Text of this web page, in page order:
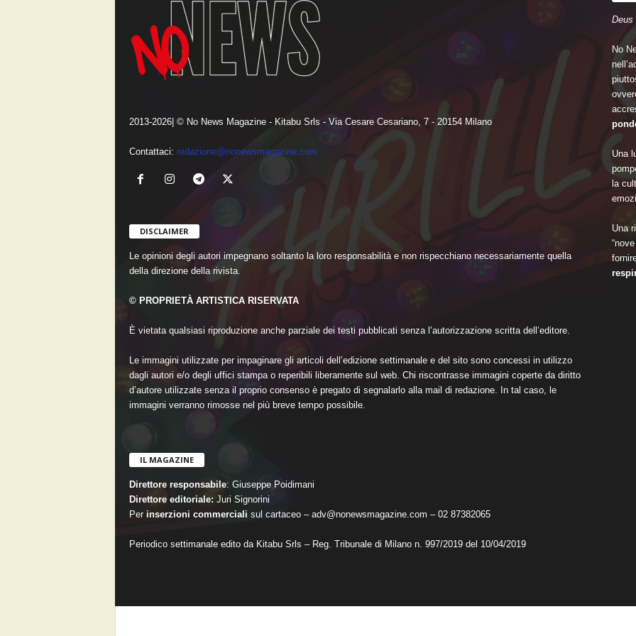
2013-2026| © No News Magazine - Kitabu Srls - Via Cesare Cesariano, 7 - 20154 Milano
Contattaci: redazione@nonewsmagazine.com
DISCLAIMER
Le opinioni degli autori impegnano soltanto la loro responsabilità e non rispecchiano necessariamente quella
della direzione della rivista.
© PROPRIETÀ ARTISTICA RISERVATA
È vietata qualsiasi riproduzione anche parziale dei testi pubblicati senza l’autorizzazione scritta dell’editore.
Le immagini utilizzate per impaginare gli articoli dell’edizione settimanale e del sito sono concessi in utilizzo
dagli autori e/o degli uffici stampa o reperibili liberamente sul web. Chi riscontrasse immagini coperte da diritto
d’autore utilizzate senza il proprio consenso è pregato di segnalarlo alla mail di redazione. In tal caso, le
immagini verranno rimosse nel più breve tempo possibile.
IL MAGAZINE
Direttore responsabile: Giuseppe Poidimani
Direttore editoriale:Juri Signorini
Per inserzioni commerciali sul cartaceo – adv@nonewsmagazine.com – 02 87382065
Periodico settimanale edito da Kitabu Srls – Reg. Tribunale di Milano n. 997/2019 del 10/04/2019
Deus
No
Una
la
Una